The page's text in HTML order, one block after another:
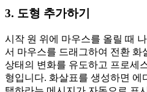
3. 도형 추가하기
시작 원 위에 마우스를 올릴 때
서 마우스를 드래그하여 전환 화
상태의 변화를 유도하고 프로세
형입니다. 화살표를 생성하면 에